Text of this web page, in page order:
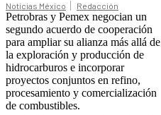
Noticias México Redacción
Petrobras y Pemex negocian un
segundo acuerdo de cooperación
para ampliar su alianza más allá de
la exploración y producción de
hidrocarburos e incorporar
proyectos conjuntos en refino,
procesamiento y comercialización
de combustibles.